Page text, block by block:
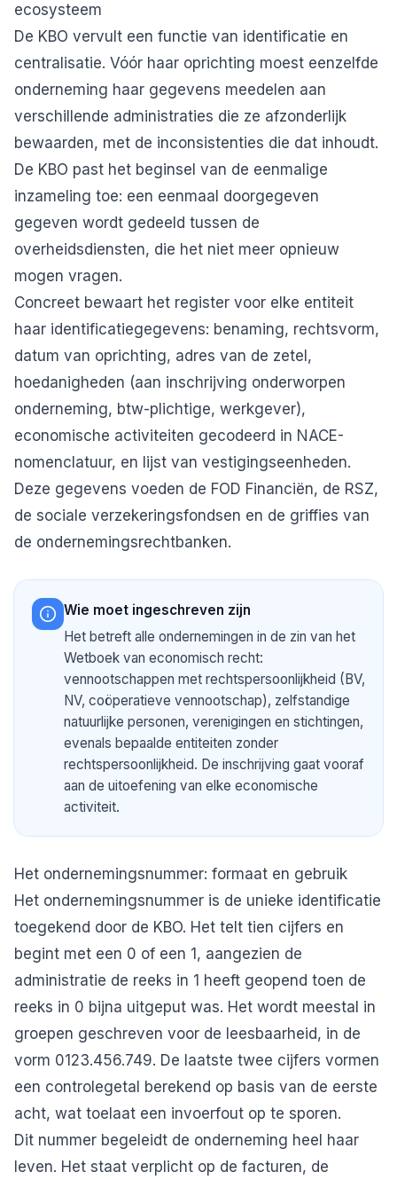
ecosysteem
De KBO vervult een functie van identificatie en
centralisatie. Vóór haar oprichting moest eenzelfde
onderneming haar gegevens meedelen aan
verschillende administraties die ze afzonderlijk
bewaarden, met de inconsistenties die dat inhoudt.
De KBO past het beginsel van de eenmalige
inzameling toe: een eenmaal doorgegeven
gegeven wordt gedeeld tussen de
overheidsdiensten, die het niet meer opnieuw
mogen vragen.
Concreet bewaart het register voor elke entiteit
haar identificatiegegevens: benaming, rechtsvorm,
datum van oprichting, adres van de zetel,
hoedanigheden (aan inschrijving onderworpen
onderneming, btw-plichtige, werkgever),
economische activiteiten gecodeerd in NACE-
nomenclatuur, en lijst van vestigingseenheden.
Deze gegevens voeden de FOD Financiën, de RSZ,
de sociale verzekeringsfondsen en de griffies van
de ondernemingsrechtbanken.
Wie moet ingeschreven zijn
Het betreft alle ondernemingen in de zin van het
Wetboek van economisch recht:
vennootschappen met rechtspersoonlijkheid (BV,
NV, coöperatieve vennootschap), zelfstandige
natuurlijke personen, verenigingen en stichtingen,
evenals bepaalde entiteiten zonder
rechtspersoonlijkheid. De inschrijving gaat vooraf
aan de uitoefening van elke economische
activiteit.
Het ondernemingsnummer: formaat en gebruik
Het ondernemingsnummer is de unieke identificatie
toegekend door de KBO. Het telt tien cijfers en
begint met een 0 of een 1, aangezien de
administratie de reeks in 1 heeft geopend toen de
reeks in 0 bijna uitgeput was. Het wordt meestal in
groepen geschreven voor de leesbaarheid, in de
vorm 0123.456.749. De laatste twee cijfers vormen
een controlegetal berekend op basis van de eerste
acht, wat toelaat een invoerfout op te sporen.
Dit nummer begeleidt de onderneming heel haar
leven. Het staat verplicht op de facturen, de